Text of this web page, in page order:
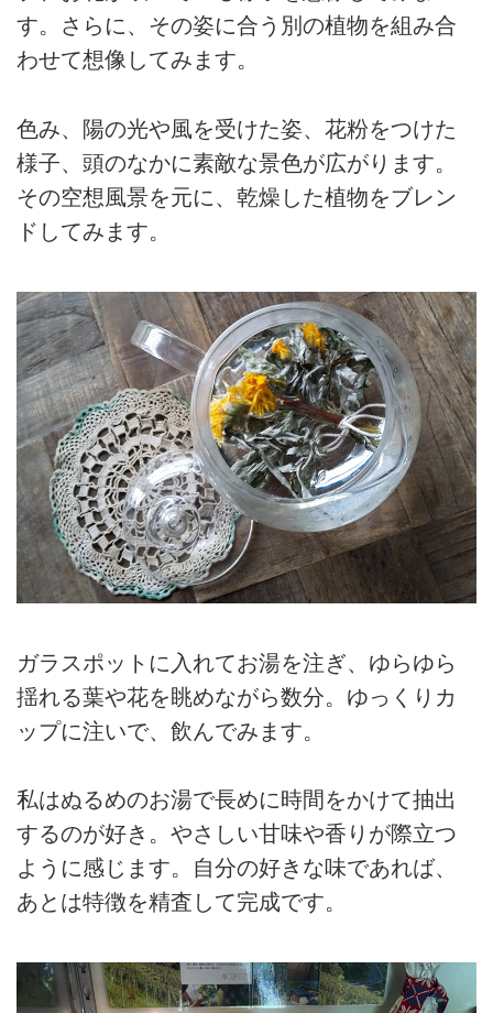
す。さらに、その姿に合う別の植物を組み合
わせて想像してみます。
色み、陽の光や風を受けた姿、花粉をつけた
様子、頭のなかに素敵な景色が広がります。
その空想風景を元に、乾燥した植物をブレン
ドしてみます。
ガラスポットに入れてお湯を注ぎ、ゆらゆら
揺れる葉や花を眺めながら数分。ゆっくりカ
ップに注いで、飲んでみます。
私はぬるめのお湯で長めに時間をかけて抽出
するのが好き。やさしい甘味や香りが際立つ
ように感じます。自分の好きな味であれば、
あとは特徴を精査して完成です。